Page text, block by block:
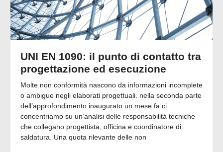
UNI EN 1090: il punto di contatto tra
progettazione ed esecuzione
Molte non conformità nascono da informazioni incomplete
o ambigue negli elaborati progettuali. nella seconda parte
dell’approfondimento inaugurato un mese fa ci
concentriamo su un’analisi delle responsabilità tecniche
che collegano progettista, officina e coordinatore di
saldatura. Una quota rilevante delle non